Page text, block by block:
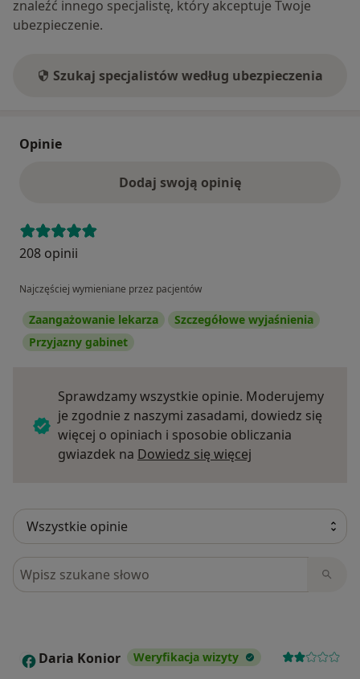
znaleźć innego specjalistę, który akceptuje Twoje
ubezpieczenie.
Szukaj specjalistów według ubezpieczenia
Opinie
Dodaj swoją opinię
208 opinii
Najczęściej wymieniane przez pacjentów
Zaangażowanie lekarza
Szczegółowe wyjaśnienia
Przyjazny gabinet
Sprawdzamy wszystkie opinie. Moderujemy
je zgodnie z naszymi zasadami, dowiedz się
więcej o opiniach i sposobie obliczania
gwiazdek na Dowiedz się więcej
Szukaj w opiniach
D Daria Konior Weryfikacja wizyty